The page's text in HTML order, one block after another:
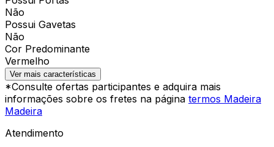
Não
Possui Gavetas
Não
Cor Predominante
Vermelho
Ver mais características
*Consulte ofertas participantes e adquira mais
informações sobre os fretes na página termos Madeira
Madeira
Atendimento